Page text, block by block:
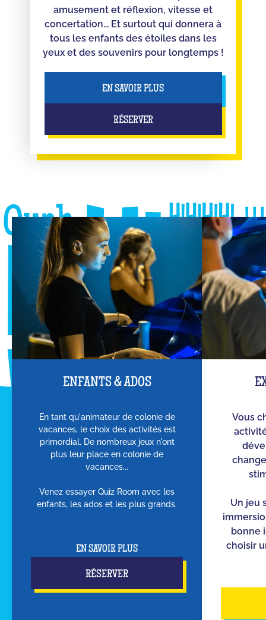
amusement et réflexion, vitesse et
concertation... Et surtout qui donnera à
tous les enfants des étoiles dans les
yeux et des souvenirs pour longtemps !
EN SAVOIR PLUS
RÉSERVER
ENFANTS & ADOS
En tant qu'animateur de colonie de
vacances, le choix des activités est
primordial. De nombreux jeux n'ont
plus leur place en colonie de
vacances...
Venez essayer Quiz Room avec les
enfants, les ados et les plus grands.
EN SAVOIR PLUS
RÉSERVER
Vous
Un jeu
bonne
choisir